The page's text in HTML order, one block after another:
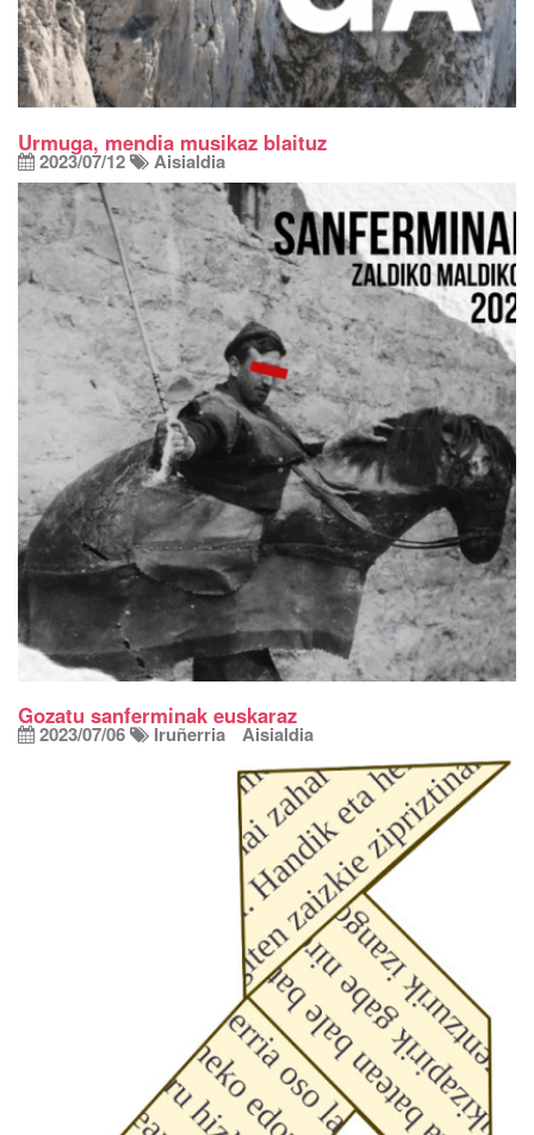
Urmuga, mendia musikaz blaituz
2023/07/12 Aisialdia
Gozatu sanferminak euskaraz
2023/07/06 Iruñerria Aisialdia